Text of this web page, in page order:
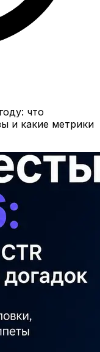
что
и какие метрики